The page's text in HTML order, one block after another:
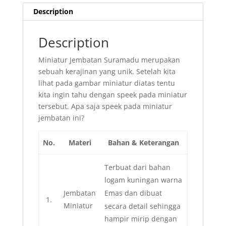
Description
Description
Miniatur Jembatan Suramadu merupakan
sebuah kerajinan yang unik. Setelah kita
lihat pada gambar miniatur diatas tentu
kita ingin tahu dengan speek pada miniatur
tersebut. Apa saja speek pada miniatur
jembatan ini?
No. Materi Bahan & Keterangan
1.
Jembatan
Miniatur
Terbuat dari bahan
logam kuningan warna
Emas dan dibuat
secara detail sehingga
hampir mirip dengan